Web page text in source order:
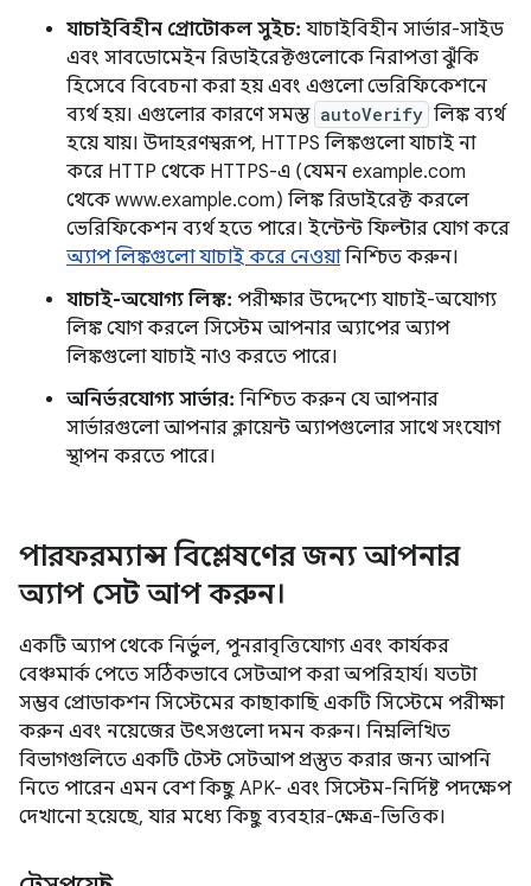
যাচাইবিহীন প্রোটোকল সুইচ: যাচাইবিহীন সার্ভার-সাইড
এবং সাবডোমেইন রিডাইরেক্টগুলোকে নিরাপত্তা ঝুঁকি
হিসেবে বিবেচনা করা হয় এবং এগুলো ভেরিফিকেশনে
ব্যর্থ হয়। এগুলোর কারণে সমস্ত autoVerify লিঙ্ক ব্যর্থ
হয়ে যায়। উদাহরণস্বরূপ, HTTPS লিঙ্কগুলো যাচাই না
করে HTTP থেকে HTTPS-এ (যেমন example.com
থেকে www.example.com) লিঙ্ক রিডাইরেক্ট করলে
ভেরিফিকেশন ব্যর্থ হতে পারে। ইন্টেন্ট ফিল্টার যোগ করে
অ্যাপ লিঙ্কগুলো যাচাই করে নেওয়ানিশ্চিত করুন।
যাচাই-অযোগ্য লিঙ্ক: পরীক্ষার উদ্দেশ্যে যাচাই-অযোগ্য
লিঙ্ক যোগ করলে সিস্টেম আপনার অ্যাপের অ্যাপ
লিঙ্কগুলো যাচাই নাও করতে পারে।
অনির্ভরযোগ্য সার্ভার: নিশ্চিত করুন যে আপনার
সার্ভারগুলো আপনার ক্লায়েন্ট অ্যাপগুলোর সাথে সংযোগ
স্থাপন করতে পারে।
পারফরম্যান্স বিশ্লেষণের জন্য আপনার
অ্যাপ সেট আপ করুন।
একটি অ্যাপ থেকে নির্ভুল, পুনরাবৃত্তিযোগ্য এবং কার্যকর
বেঞ্চমার্ক পেতে সঠিকভাবে সেটআপ করা অপরিহার্য। যতটা
সম্ভব প্রোডাকশন সিস্টেমের কাছাকাছি একটি সিস্টেমে পরীক্ষা
করুন এবং নয়েজের উৎসগুলো দমন করুন। নিম্নলিখিত
বিভাগগুলিতে একটি টেস্ট সেটআপ প্রস্তুত করার জন্য আপনি
নিতে পারেন এমন বেশ কিছু APK- এবং সিস্টেম-নির্দিষ্ট পদক্ষেপ
দেখানো হয়েছে, যার মধ্যে কিছু ব্যবহার-ক্ষেত্র-ভিত্তিক।